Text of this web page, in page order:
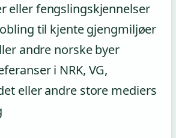
eller fengslingskjennelser
til kjente gjengmiljøer
andre norske byer
i NRK, VG,
eller andre store mediers